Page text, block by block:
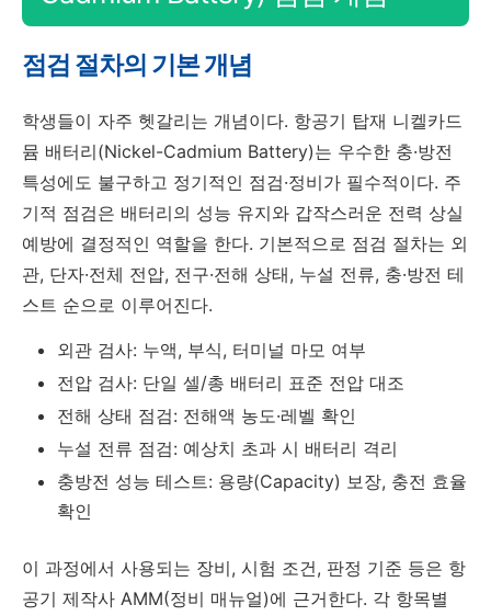
점검 절차의 기본 개념
학생들이 자주 헷갈리는 개념이다. 항공기 탑재 니켈카드
뮴 배터리(Nickel-Cadmium Battery)는 우수한 충·방전
특성에도 불구하고 정기적인 점검·정비가 필수적이다. 주
기적 점검은 배터리의 성능 유지와 갑작스러운 전력 상실
예방에 결정적인 역할을 한다. 기본적으로 점검 절차는 외
관, 단자·전체 전압, 전구·전해 상태, 누설 전류, 충·방전 테
스트 순으로 이루어진다.
외관 검사: 누액, 부식, 터미널 마모 여부
전압 검사: 단일 셀/총 배터리 표준 전압 대조
전해 상태 점검: 전해액 농도·레벨 확인
누설 전류 점검: 예상치 초과 시 배터리 격리
충방전 성능 테스트: 용량(Capacity) 보장, 충전 효율
확인
이 과정에서 사용되는 장비, 시험 조건, 판정 기준 등은 항
공기 제작사 AMM(정비 매뉴얼)에 근거한다. 각 항목별